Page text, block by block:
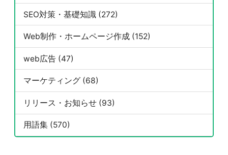
SEO対策・基礎知識 (272)
Web制作・ホームページ作成 (152)
web広告 (47)
マーケティング (68)
リリース・お知らせ (93)
用語集 (570)